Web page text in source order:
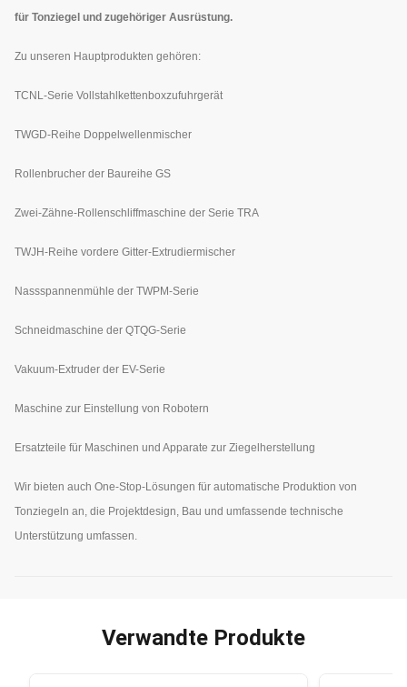
für Tonziegel und zugehöriger Ausrüstung.
Zu unseren Hauptprodukten gehören:
TCNL-Serie Vollstahlkettenboxzufuhrgerät
TWGD-Reihe Doppelwellenmischer
Rollenbrucher der Baureihe GS
Zwei-Zähne-Rollenschliffmaschine der Serie TRA
TWJH-Reihe vordere Gitter-Extrudiermischer
Nassspannenmühle der TWPM-Serie
Schneidmaschine der QTQG-Serie
Vakuum-Extruder der EV-Serie
Maschine zur Einstellung von Robotern
Ersatzteile für Maschinen und Apparate zur Ziegelherstellung
Wir bieten auch One-Stop-Lösungen für automatische Produktion von
Tonziegeln an, die Projektdesign, Bau und umfassende technische
Unterstützung umfassen.
Verwandte Produkte